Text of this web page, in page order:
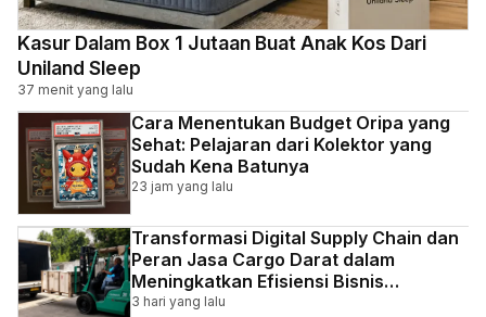
Kasur Dalam Box 1 Jutaan Buat Anak Kos Dari
Uniland Sleep
37 menit yang lalu
Cara Menentukan Budget Oripa yang
Sehat: Pelajaran dari Kolektor yang
Sudah Kena Batunya
23 jam yang lalu
Transformasi Digital Supply Chain dan
Peran Jasa Cargo Darat dalam
Meningkatkan Efisiensi Bisnis
Indonesia
3 hari yang lalu